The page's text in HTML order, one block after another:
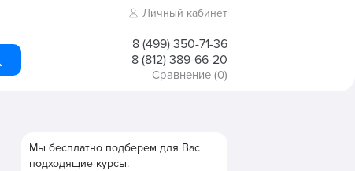
Личный кабинет
8 (499) 350-71-36
8 (812) 389-66-20
Сравнение (0)
Мы бесплатно подберем для Вас
подходящие курсы.